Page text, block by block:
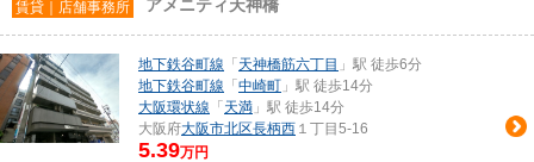
賃貸｜店舗事務所 アメニティ天神橋
地下鉄谷町線 「 天神橋筋六丁目 」駅 徒歩6分
地下鉄谷町線 「 中崎町 」駅 徒歩14分
大阪環状線 「 天満 」駅 徒歩14分
大阪府大阪市北区長柄西 １丁目5-16
5.39万円